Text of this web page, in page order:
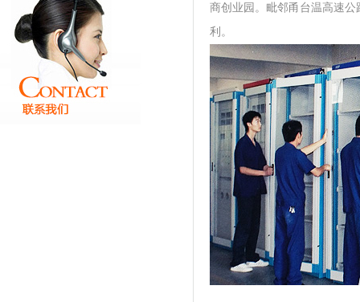
商创业园。毗邻甬台温高速
利。